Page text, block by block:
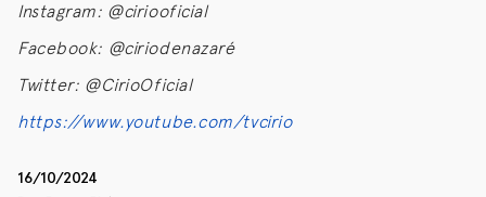
Instagram: @ciriooficial
Facebook: @ciriodenazaré
Twitter: @CirioOficial
https://www.youtube.com/tvcirio
16/10/2024